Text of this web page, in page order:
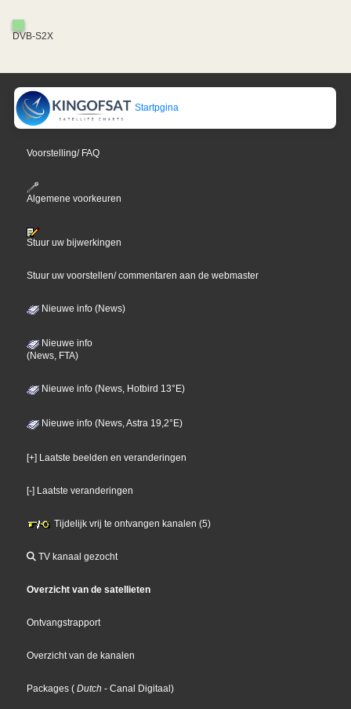
DVB-S2X
Startpgina
Voorstelling/ FAQ
Algemene voorkeuren
Stuur uw bijwerkingen
Stuur uw voorstellen/ commentaren aan de webmaster
Nieuwe info (News)
Nieuwe info
(News, FTA)
Nieuwe info (News, Hotbird 13°E)
Nieuwe info (News, Astra 19,2°E)
[+] Laatste beelden en veranderingen
[-] Laatste veranderingen
Tijdelijk vrij te ontvangen kanalen (5)
TV kanaal gezocht
Overzicht van de satellieten
Ontvangstrapport
Overzicht van de kanalen
Packages ( Dutch - Canal Digitaal)